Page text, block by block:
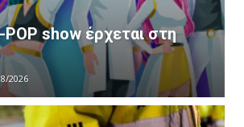
show έρχεται στη
2026